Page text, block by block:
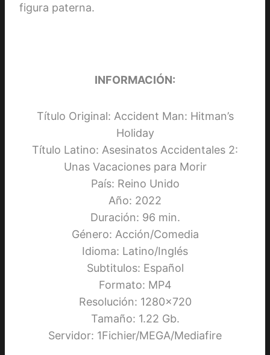
figura paterna.
INFORMACIÓN:
Título Original: Accident Man: Hitman’s
Holiday
Título Latino: Asesinatos Accidentales 2:
Unas Vacaciones para Morir
País: Reino Unido
Año: 2022
Duración: 96 min.
Género: Acción/Comedia
Idioma: Latino/Inglés
Subtitulos: Español
Formato: MP4
Resolución: 1280×720
Tamaño: 1.22 Gb.
Servidor: 1Fichier/MEGA/Mediafire